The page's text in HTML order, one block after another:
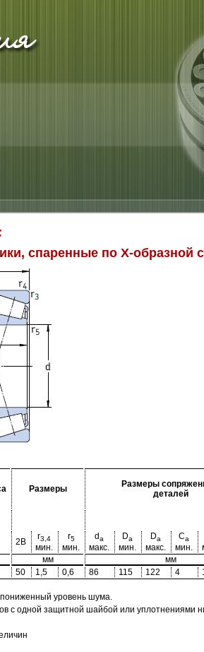
спаренные по Х-образной
Размеры
Размеры
деталей
2B
r3,4
мин.
r5
мин.
da
макс.
Da
мин.
Da
макс.
Ca
мин.
мм мм
50 1,5 0,6 86 115 122 4
уровень шума.
одной защитной шайбой или уплотнениями